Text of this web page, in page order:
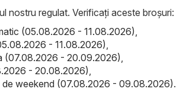
nostru regulat. Verificați aceste broșuri:
(05.08.2026 - 11.08.2026)
- 11.08.2026)
(07.08.2026 - 20.09.2026)
- 20.08.2026)
weekend (07.08.2026 - 09.08.2026).